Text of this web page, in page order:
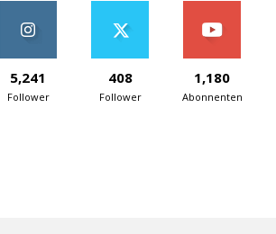
5,241
Follower
408
Follower
1,180
Abonnenten